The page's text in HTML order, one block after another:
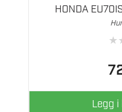
HONDA
★
Legg